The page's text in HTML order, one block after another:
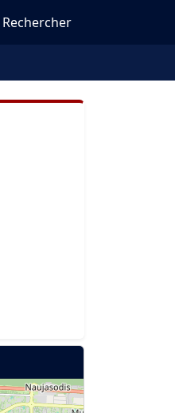
Rechercher